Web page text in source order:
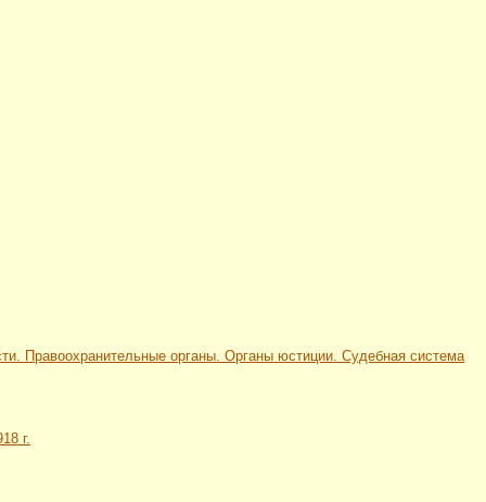
Правоохранительные органы. Органы юстиции. Судебная система
г.